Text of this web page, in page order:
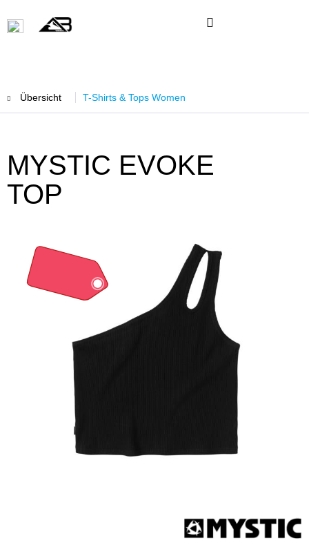
Übersicht T-Shirts & Tops Women
MYSTIC EVOKE
TOP